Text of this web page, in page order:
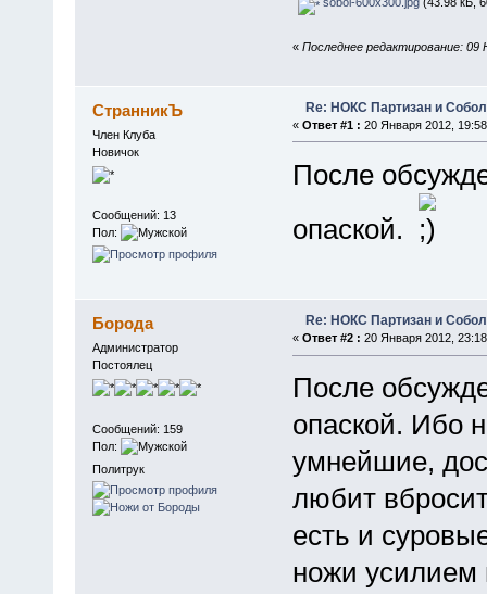
« Последнее редактирование: 09
СтранникЪ
Член Клуба
Новичок
Сообщений: 13
Пол:
Re: НОКС Партизан и
« Ответ #1 : 20 Января 2012,
После
опаской.
Борода
Администратор
Постоялец
Сообщений: 159
Пол:
Политрук
Re: НОКС Партизан и
« Ответ #2 : 20 Января 2012,
После
опаской. Ибо
умнейшие,
любит
есть и
ножи усилием